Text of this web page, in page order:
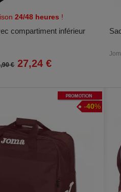
24/48 heures !
compartiment inférieur
€ 27,24 €
Promotion
-40%